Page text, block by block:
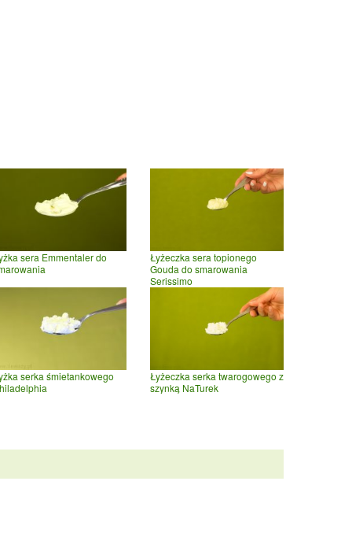
sera Emmentaler do
Łyżeczka sera topionego
Gouda do smarowania
Serissimo
serka śmietankowego
Łyżeczka serka twarogowego z
szynką NaTurek